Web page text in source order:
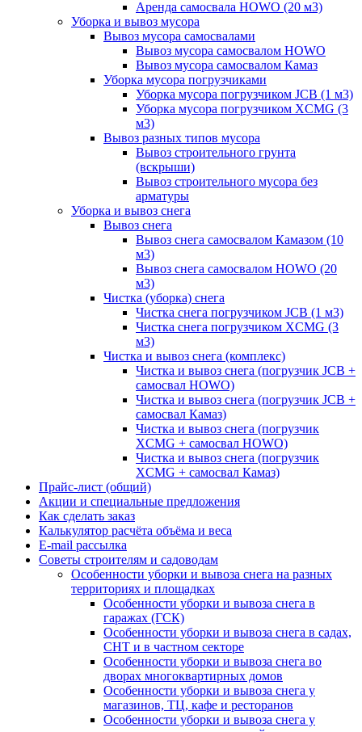
Аренда самосвала HOWO (20 м3)
Уборка и вывоз мусора
Вывоз мусора самосвалами
Вывоз мусора самосвалом HOWO
Вывоз мусора самосвалом Камаз
Уборка мусора погрузчиками
Уборка мусора погрузчиком JCB (1 м3)
Уборка мусора погрузчиком XCMG (3
м3)
Вывоз разных типов мусора
Вывоз строительного грунта
(вскрыши)
Вывоз строительного мусора без
арматуры
Уборка и вывоз снега
Вывоз снега
Вывоз снега самосвалом Камазом (10
м3)
Вывоз снега самосвалом HOWO (20
м3)
Чистка (уборка) снега
Чистка снега погрузчиком JCB (1 м3)
Чистка снега погрузчиком XCMG (3
м3)
Чистка и вывоз снега (комплекс)
Чистка и вывоз снега (погрузчик JCB +
самосвал HOWO)
Чистка и вывоз снега (погрузчик JCB +
самосвал Камаз)
Чистка и вывоз снега (погрузчик
XCMG + самосвал HOWO)
Чистка и вывоз снега (погрузчик
XCMG + самосвал Камаз)
Прайс-лист (общий)
Акции и специальные предложения
Как сделать заказ
Калькулятор расчёта объёма и веса
E-mail рассылка
Советы строителям и садоводам
Особенности уборки и вывоза снега на разных
территориях и площадках
Особенности уборки и вывоза снега в
гаражах (ГСК)
Особенности уборки и вывоза снега в садах,
СНТ и в частном секторе
Особенности уборки и вывоза снега во
дворах многоквартирных домов
Особенности уборки и вывоза снега у
магазинов, ТЦ, кафе и ресторанов
Особенности уборки и вывоза снега у